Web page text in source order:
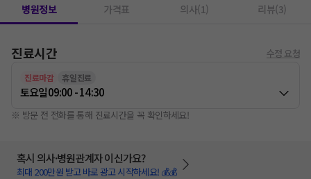
병원정보 가격표 의사(1) 리뷰(3)
진료시간 수정 요청
진료마감 휴일진료
토요일09:00 - 14:30
※ 방문 전 전화를 통해 진료시간을 꼭 확인하세요!
혹시 의사·병원관계자 이신가요?
최대 200만원 받고 바로 광고 시작하세요! 💰💰